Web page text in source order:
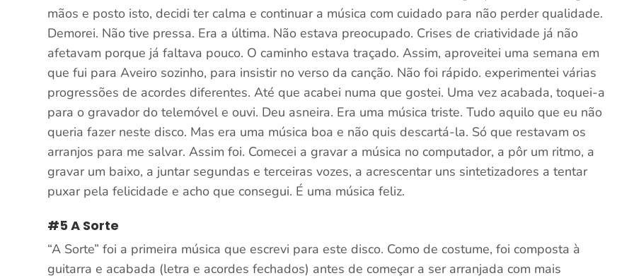
mãos e posto isto, decidi ter calma e continuar a música com cuidado para não perder qualidade.
Demorei. Não tive pressa. Era a última. Não estava preocupado. Crises de criatividade já não
afetavam porque já faltava pouco. O caminho estava traçado. Assim, aproveitei uma semana em
que fui para Aveiro sozinho, para insistir no verso da canção. Não foi rápido. experimentei várias
progressões de acordes diferentes. Até que acabei numa que gostei. Uma vez acabada, toquei-a
para o gravador do telemóvel e ouvi. Deu asneira. Era uma música triste. Tudo aquilo que eu não
queria fazer neste disco. Mas era uma música boa e não quis descartá-la. Só que restavam os
arranjos para me salvar. Assim foi. Comecei a gravar a música no computador, a pôr um ritmo, a
gravar um baixo, a juntar segundas e terceiras vozes, a acrescentar uns sintetizadores a tentar
puxar pela felicidade e acho que consegui. É uma música feliz.
#5 A Sorte
“A Sorte” foi a primeira música que escrevi para este disco. Como de costume, foi composta à
guitarra e acabada (letra e acordes fechados) antes de começar a ser arranjada com mais